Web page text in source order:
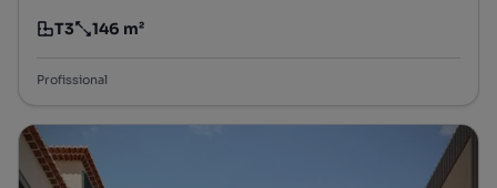
Tipologia
T3
Preço por metro quadrado
146 m²
Profissional